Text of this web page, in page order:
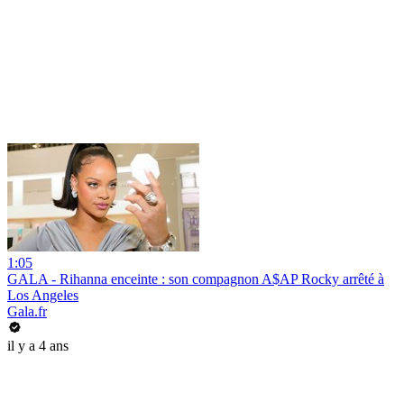
1:05
GALA - Rihanna enceinte : son compagnon A$AP Rocky arrêté à
Los Angeles
Gala.fr
il y a 4 ans